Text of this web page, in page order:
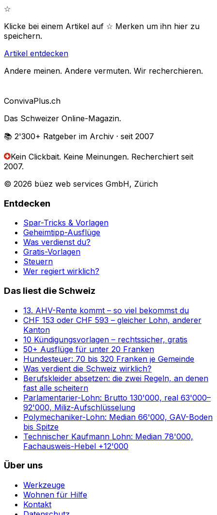
☆
Klicke bei einem Artikel auf ☆ Merken um ihn hier zu
speichern.
Artikel entdecken
Andere meinen. Andere vermuten. Wir recherchieren.
ConvivaPlus.ch
Das Schweizer Online-Magazin.
📚 2'300+ Ratgeber im Archiv · seit 2007
Kein Clickbait. Keine Meinungen. Recherchiert seit
2007.
© 2026 büez web services GmbH, Zürich
Entdecken
Spar-Tricks & Vorlagen
Geheimtipp-Ausflüge
Was verdienst du?
Gratis-Vorlagen
Steuern
Wer regiert wirklich?
Das liest die Schweiz
13. AHV-Rente kommt – so viel bekommst du
CHF 153 oder CHF 593 – gleicher Lohn, anderer
Kanton
10 Kündigungsvorlagen – rechtssicher, gratis
50+ Ausflüge für unter 20 Franken
Hundesteuer: 70 bis 320 Franken je Gemeinde
Was verdient die Schweiz wirklich?
Berufskleider absetzen: die zwei Regeln, an denen
fast alle scheitern
Parlamentarier-Lohn: Brutto 130'000, real 63'000–
92'000, Miliz-Aufschlüsselung
Polymechaniker-Lohn: Median 66'000, GAV-Boden
bis Spitze
Technischer Kaufmann Lohn: Median 78'000,
Fachausweis-Hebel +12'000
Über uns
Werkzeuge
Wohnen für Hilfe
Kontakt